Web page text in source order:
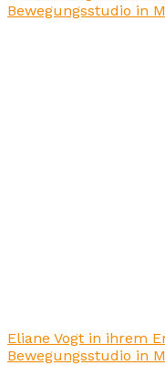
Eliane Vogt in ihrem
Bewegungsstudio in